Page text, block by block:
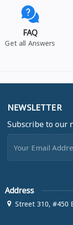
FAQ
Get all Answers
NEWSLETTER
Subscribe to our
Address
Street 310, #450